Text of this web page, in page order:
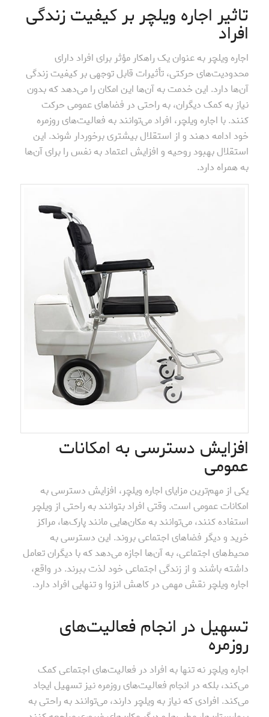
تاثیر اجاره ویلچر بر کیفیت زندگی
افراد
اجاره ویلچر به عنوان یک راهکار مؤثر برای افراد دارای
محدودیت‌های حرکتی، تأثیرات قابل توجهی بر کیفیت زندگی
آن‌ها دارد. این خدمت به آن‌ها این امکان را می‌دهد که بدون
نیاز به کمک دیگران، به راحتی در فضاهای عمومی حرکت
کنند. با اجاره ویلچر، افراد می‌توانند به فعالیت‌های روزمره
خود ادامه دهند و از استقلال بیشتری برخوردار شوند. این
استقلال بهبود روحیه و افزایش اعتماد به نفس را برای آن‌ها
به همراه دارد.
افزایش دسترسی به امکانات
عمومی
یکی از مهم‌ترین مزایای اجاره ویلچر، افزایش دسترسی به
امکانات عمومی است. وقتی افراد بتوانند به راحتی از ویلچر
استفاده کنند، می‌توانند به مکان‌هایی مانند پارک‌ها، مراکز
خرید و دیگر فضاهای اجتماعی بروند. این دسترسی به
محیط‌های اجتماعی، به آن‌ها اجازه می‌دهد که با دیگران تعامل
داشته باشند و از زندگی اجتماعی خود لذت ببرند. در واقع،
اجاره ویلچر نقش مهمی در کاهش انزوا و تنهایی افراد دارد.
تسهیل در انجام فعالیت‌های
روزمره
اجاره ویلچر نه تنها به افراد در فعالیت‌های اجتماعی کمک
می‌کند، بلکه در انجام فعالیت‌های روزمره نیز تسهیل ایجاد
می‌کند. افرادی که نیاز به ویلچر دارند، می‌توانند به راحتی به